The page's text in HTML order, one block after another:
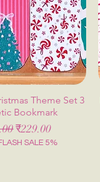
Theme Set 3
Bookmark
मूल्य
बिक्री मूल्य
₹229.00
SALE 5%